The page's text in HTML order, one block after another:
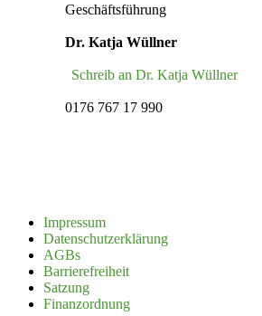
Geschäftsführung
Dr. Katja Wüllner
Schreib an Dr. Katja Wüllner
0176 767 17 990
Impressum
Daten­schutz­er­klärung
AGBs
Barrie­re­freiheit
Satzung
Finanz­ordnung